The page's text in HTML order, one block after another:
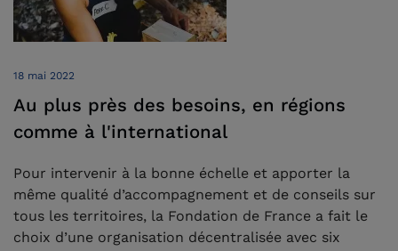
18 mai 2022
Au plus près des besoins, en régions
comme à l'international
Pour intervenir à la bonne échelle et apporter la
même qualité d’accompagnement et de conseils sur
tous les territoires, la Fondation de France a fait le
choix d’une organisation décentralisée avec six